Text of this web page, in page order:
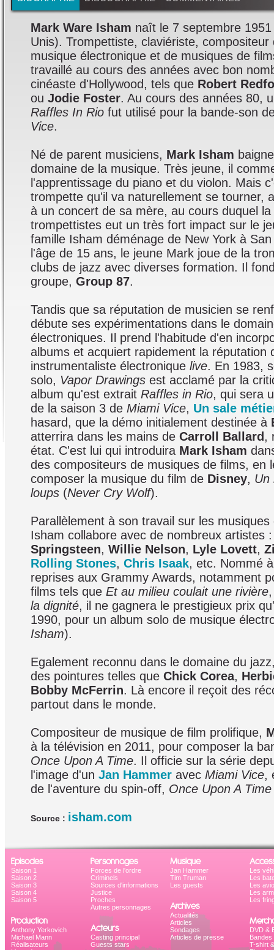
Mark Ware Isham naît le 7 septembre
Unis). Trompettiste, claviériste, compositeur
musique électronique et de musiques de
travaillé au cours des années avec bon
cinéaste d'Hollywood, tels que Robert
ou Jodie Foster. Au cours des années 80,
Raffles In Rio fut utilisé pour la bande-son
Vice.
Né de parent musiciens, Mark Isham
domaine de la musique. Très jeune, il
l'apprentissage du piano et du violon. Mais
trompette qu'il va naturellement se tourner,
à un concert de sa mère, au cours duquel
trompettistes eut un très fort impact sur le
famille Isham déménage de New York à
l'âge de 15 ans, le jeune Mark joue de la
clubs de jazz avec diverses formation. Il
groupe, Group 87.
Tandis que sa réputation de musicien se
débute ses expérimentations dans le
électroniques. Il prend l'habitude d'en
albums et acquiert rapidement la réputation
instrumentaliste électronique live. En 1983,
solo, Vapor Drawings est acclamé par la
album qu'est extrait Raffles in Rio, qui sera
de la saison 3 de Miami Vice, Un sale
hasard, que la démo initialement destinée à
atterrira dans les mains de Carroll Ballard ,
état. C'est lui qui introduira Mark Isham
des compositeurs de musiques de films, en
composer la musique du film de Disney, Un
loups (Never Cry Wolf).
Parallèlement à son travail sur les
Isham collabore avec de nombreux artistes
Springsteen, Willie Nelson, Lyle Lovett,
Rolling Stones, Chris Isaak, etc. Nommé
reprises aux Grammy Awards, notamment
films tels que Et au milieu coulait une rivière
la dignité, il ne gagnera le prestigieux prix
1990, pour un album solo de musique
Isham).
Egalement reconnu dans le domaine du
des pointures telles que Chick Corea,
Bobby McFerrin. Là encore il reçoit des
partout dans le monde.
Compositeur de musique de film prolifique,
à la télévision en 2011, pour composer la
Once Upon A Time. Il officie sur la série
l'image d'un Jan Hammer avec Miami Vice,
de l'aventure du spin-off, Once Upon A
Source : isham.com
Episodes
Saison 1
Saison 2
Saison 3
Saison 4
Saison 5
Production
Anthony Yerkovich
Michael Mann
Réalisateurs
Personnages
Forces de l'ordre
Criminels
Sources d'informations
Justice
Proches
Autres personnages
Acteurs
Casting principal
Guests stars
Musique
Jan Hammer
Tim Truman
Les guests
Archives
Actualités
Articles
Sondages
Articles de presse
Les
Les
Les
Les
Les
DVD &
Bandes
T-shirt